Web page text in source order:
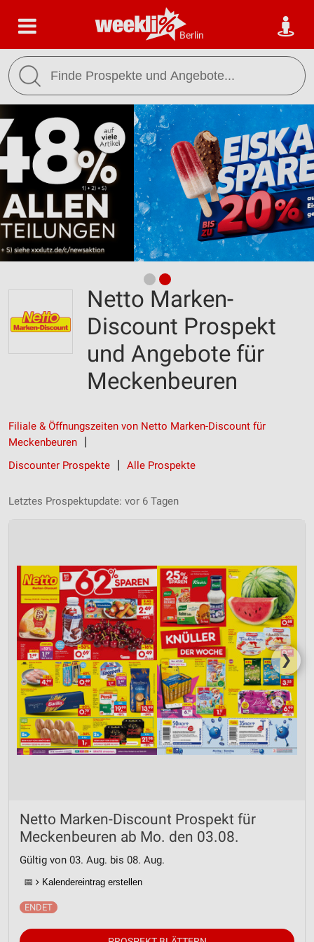
Berlin
Netto Marken-
Discount Prospekt
und Angebote für
Meckenbeuren
Filiale & Öffnungszeiten von Netto Marken-Discount für
Meckenbeuren
Discounter Prospekte
Alle Prospekte
Letztes Prospektupdate: vor 6 Tagen
❯
Netto Marken-Discount Prospekt für
Meckenbeuren ab Mo. den 03.08.
Gültig von 03. Aug. bis 08. Aug.
📅 Kalendereintrag erstellen